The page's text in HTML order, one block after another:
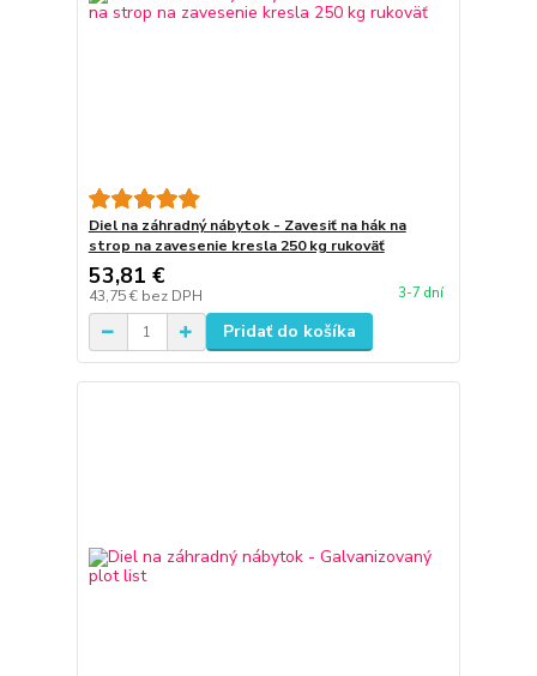
Diel na záhradný nábytok - Zavesiť na hák na
strop na zavesenie kresla 250 kg rukoväť
53,81 €
43,75 € bez DPH 3-7 dní
Pridať do košíka